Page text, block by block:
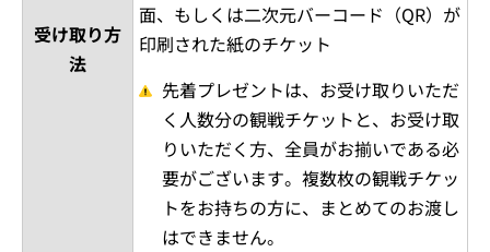
受け取り方
法
面、もしくは二次元バーコード（QR）が
印刷された紙のチケット
先着プレゼントは、お受け取りいただ
く人数分の観戦チケットと、お受け取
りいただく方、全員がお揃いである必
要がございます。複数枚の観戦チケッ
トをお持ちの方に、まとめてのお渡し
はできません。